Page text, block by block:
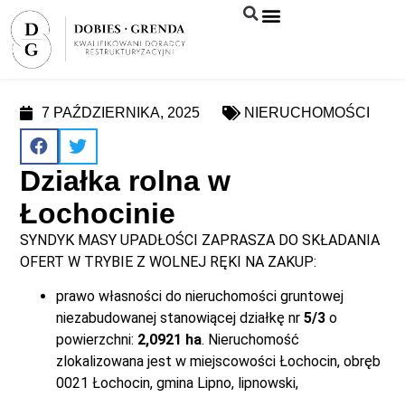
7 PAŹDZIERNIKA, 2025 NIERUCHOMOŚCI
Działka rolna w
Łochocinie
SYNDYK MASY UPADŁOŚCI ZAPRASZA DO SKŁADANIA
OFERT W TRYBIE Z WOLNEJ RĘKI NA ZAKUP:
prawo własności do nieruchomości gruntowej
niezabudowanej stanowiącej działkę nr 5/3o
powierzchni: 2,0921 ha. Nieruchomość
zlokalizowana jest w miejscowości Łochocin, obręb
0021 Łochocin, gmina Lipno, lipnowski,